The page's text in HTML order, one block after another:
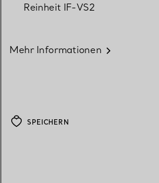
Reinheit IF-VS2
Mehr Informationen
SPEICHERN